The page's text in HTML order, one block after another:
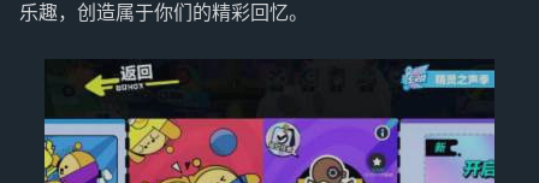
乐趣，创造属于你们的精彩回忆。